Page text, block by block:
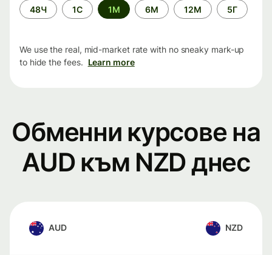
Time
period
48Ч 1С 1М 6М 12М 5Г
We use the real, mid-market rate with no sneaky mark-up
to hide the fees. Learn more
Обменни курсове на
AUD към NZD днес
AUD NZD